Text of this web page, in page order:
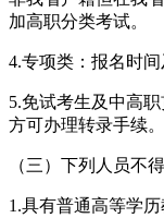
加高职分类考试。
4.专项类：报名时间
5.免试考生及中高
方可办理转录手续。
（三）下列人员不
1.具有普通高等学